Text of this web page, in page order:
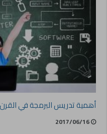
أهمية تدريس البرمجة في القرن 21
2017/06/16